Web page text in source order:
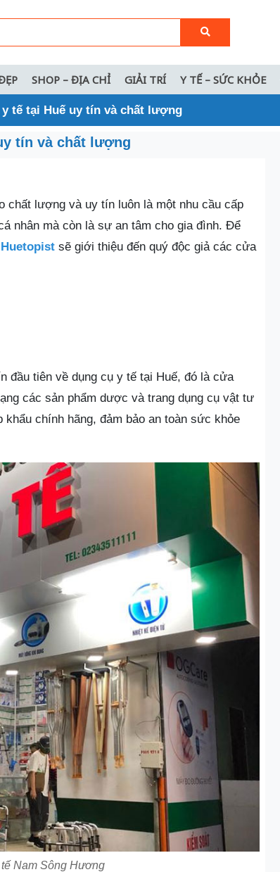
SHOP – ĐỊA CHỈ GIẢI TRÍ Y TẾ – SỨC KHỎE
y tế tại Huế uy tín và chất lượng
tín và chất lượng
chất lượng và uy tín luôn là một nhu cầu cấp
nhân mà còn là sự an tâm cho gia đình. Để
Huetopist sẽ giới thiệu đến quý độc giả các cửa
đầu tiên về dụng cụ y tế tại Huế, đó là cửa
các sản phẩm dược và trang dụng cụ vật tư
chính hãng, đảm bảo an toàn sức khỏe
Nam Sông Hương